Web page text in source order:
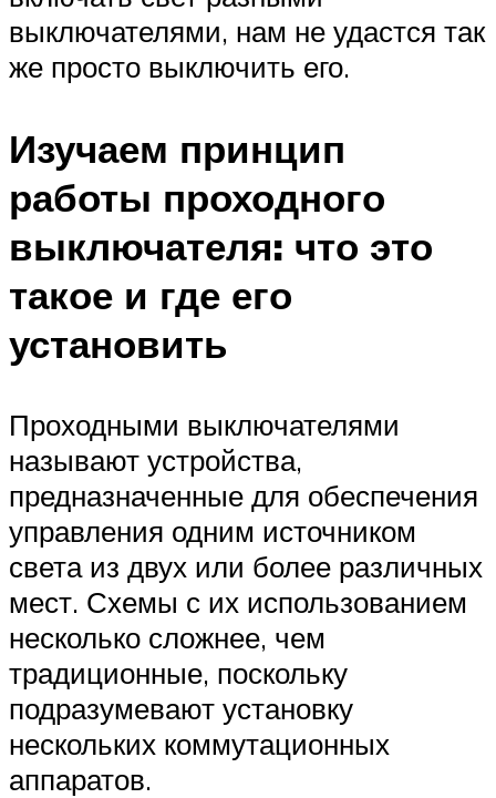
выключателями, нам не удастся так
же просто выключить его.
Изучаем принцип
работы проходного
выключателя: что это
такое и где его
установить
Проходными выключателями
называют устройства,
предназначенные для обеспечения
управления одним источником
света из двух или более различных
мест. Схемы с их использованием
несколько сложнее, чем
традиционные, поскольку
подразумевают установку
нескольких коммутационных
аппаратов.